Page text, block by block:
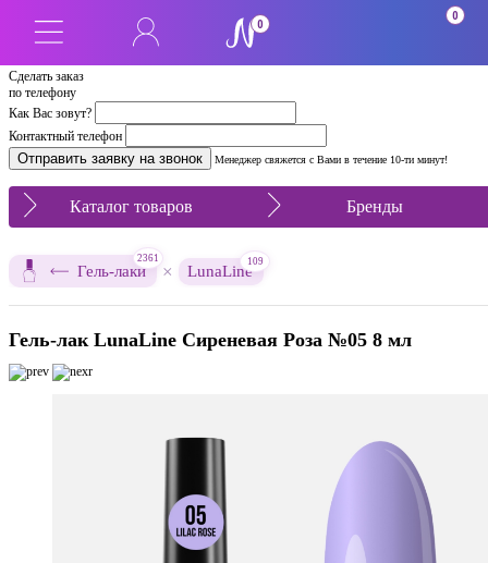
Сделать заказ
по телефону
Как Вас зовут?
Контактный телефон
Менеджер свяжется с Вами в течение 10-ти минут!
0
0
Каталог товаров Бренды
Гель-лаки
2361
× LunaLine
109
Гель-лак LunaLine Сиреневая Роза №05 8 мл